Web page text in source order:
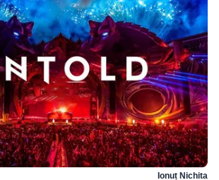
Ionuț Nichita